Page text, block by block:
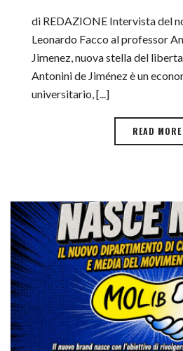
di REDAZIONE Intervista del
Leonardo Facco al professor
Jimenez, nuova stella del
Antonini de Jiménez è un
universitario, [...]
READ MORE